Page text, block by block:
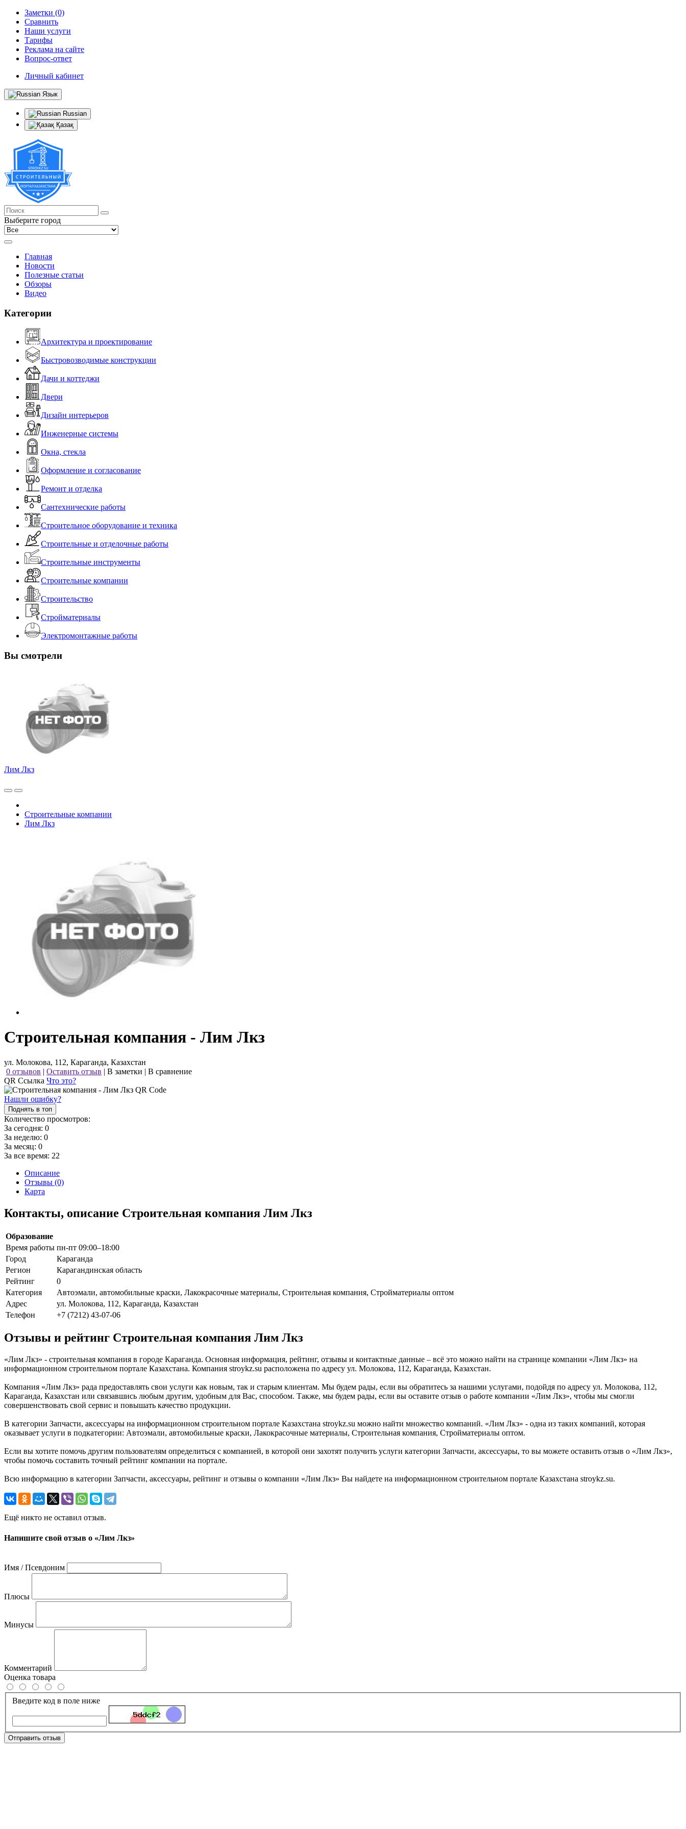
Заметки (0)
Сравнить
Наши услуги
Тарифы
Реклама на сайте
Вопрос-ответ
Личный кабинет
Язык
Russian
Қазақ
Выберите город
Главная
Новости
Полезные статьи
Обзоры
Видео
Категории
Архитектура и проектирование
Быстровозводимые конструкции
Дачи и коттеджи
Двери
Дизайн интерьеров
Инженерные системы
Окна, стекла
Оформление и согласование
Ремонт и отделка
Сантехнические работы
Строительное оборудование и техника
Строительные и отделочные работы
Строительные инструменты
Строительные компании
Строительство
Стройматериалы
Электромонтажные работы
Вы смотрели
Лим Лкз
Строительные компании
Лим Лкз
Строительная компания - Лим Лкз
ул. Молокова, 112, Караганда, Казахстан
0 отзывов | Оставить отзыв | В заметки | В сравнение
QR Ссылка Что это?
Нашли ошибку?
Поднять в топ
Количество просмотров:
За сегодня: 0
За неделю: 0
За месяц: 0
За все время: 22
Описание
Отзывы (0)
Карта
Контакты, описание Строительная компания Лим Лкз
Образование
Время работы пн-пт 09:00–18:00
Город
Караганда
Регион
Карагандинская область
Рейтинг
0
Категория
Автоэмали, автомобильные краски, Лакокрасочные материалы, Строительная компания, Стройматериалы оптом
Адрес
ул. Молокова, 112, Караганда, Казахстан
Телефон
+7 (7212) 43-07-06
Отзывы и рейтинг Строительная компания Лим Лкз
«Лим Лкз» - строительная компания в городе Караганда. Основная информация, рейтинг, отзывы и контактные данные – всё это можно найти на странице компании «Лим Лкз» на
информационном строительном портале Казахстана. Компания stroykz.su расположена по адресу ул. Молокова, 112, Караганда, Казахстан.
Компания «Лим Лкз» рада предоставлять свои услуги как новым, так и старым клиентам. Мы будем рады, если вы обратитесь за нашими услугами, подойдя по адресу ул. Молокова, 112,
Караганда, Казахстан или связавшись любым другим, удобным для Вас, способом. Также, мы будем рады, если вы оставите отзыв о работе компании «Лим Лкз», чтобы мы смогли
совершенствовать свой сервис и повышать качество продукции.
В категории Запчасти, аксессуары на информационном строительном портале Казахстана stroykz.su можно найти множество компаний. «Лим Лкз» - одна из таких компаний, которая
оказывает услуги в подкатегории: Автоэмали, автомобильные краски, Лакокрасочные материалы, Строительная компания, Стройматериалы оптом.
Если вы хотите помочь другим пользователям определиться с компанией, в которой они захотят получить услуги категории Запчасти, аксессуары, то вы можете оставить отзыв о «Лим Лкз»,
чтобы помочь составить точный рейтинг компании на портале.
Всю информацию в категории Запчасти, аксессуары, рейтинг и отзывы о компании «Лим Лкз» Вы найдете на информационном строительном портале Казахстана stroykz.su.
Ещё никто не оставил отзыв.
Напишите свой отзыв о «Лим Лкз»
Имя / Псевдоним
Плюсы
Минусы
Комментарий
Оценка товара
Введите код в поле ниже
Отправить отзыв